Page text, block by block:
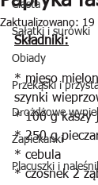
Ciasta
Sałatki i surówki
Obiady
Przekąski i
Drożdżowe
Zapiekanki
Placuszki i
Zaktualizowano: 19
Składniki:
* mięso
szynki
* 100 g kaszy
* 250 g
* cebula
* czosnek 2